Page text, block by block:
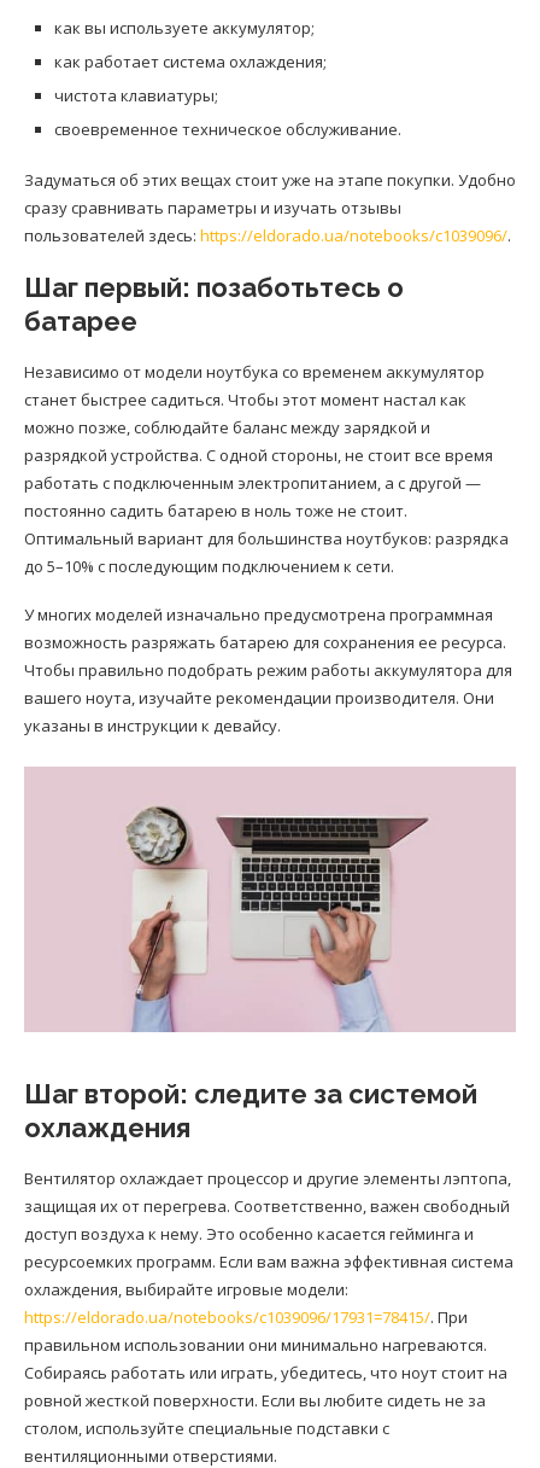
как вы используете аккумулятор;
как работает система охлаждения;
чистота клавиатуры;
своевременное техническое обслуживание.
Задуматься об этих вещах стоит уже на этапе покупки. Удобно
сразу сравнивать параметры и изучать отзывы
пользователей здесь: https://eldorado.ua/notebooks/c1039096/.
Шаг первый: позаботьтесь о
батарее
Независимо от модели ноутбука со временем аккумулятор
станет быстрее садиться. Чтобы этот момент настал как
можно позже, соблюдайте баланс между зарядкой и
разрядкой устройства. С одной стороны, не стоит все время
работать с подключенным электропитанием, а с другой —
постоянно садить батарею в ноль тоже не стоит.
Оптимальный вариант для большинства ноутбуков: разрядка
до 5–10% с последующим подключением к сети.
У многих моделей изначально предусмотрена программная
возможность разряжать батарею для сохранения ее ресурса.
Чтобы правильно подобрать режим работы аккумулятора для
вашего ноута, изучайте рекомендации производителя. Они
указаны в инструкции к девайсу.
Шаг второй: следите за системой
охлаждения
Вентилятор охлаждает процессор и другие элементы лэптопа,
защищая их от перегрева. Соответственно, важен свободный
доступ воздуха к нему. Это особенно касается гейминга и
ресурсоемких программ. Если вам важна эффективная система
охлаждения, выбирайте игровые модели:
https://eldorado.ua/notebooks/c1039096/17931=78415/. При
правильном использовании они минимально нагреваются.
Собираясь работать или играть, убедитесь, что ноут стоит на
ровной жесткой поверхности. Если вы любите сидеть не за
столом, используйте специальные подставки с
вентиляционными отверстиями.